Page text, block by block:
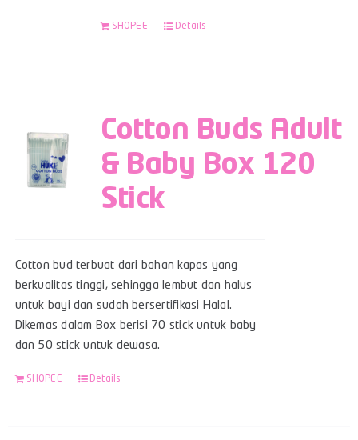
SHOPEE Details
Cotton Buds Adult
& Baby Box 120
Stick
Cotton bud terbuat dari bahan kapas yang
berkualitas tinggi, sehingga lembut dan halus
untuk bayi dan sudah bersertifikasi Halal.
Dikemas dalam Box berisi 70 stick untuk baby
dan 50 stick untuk dewasa.
SHOPEE Details